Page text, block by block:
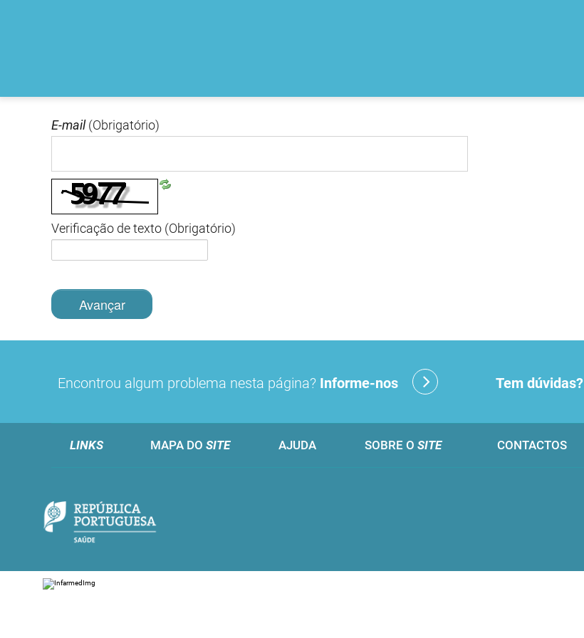
E-mail (Obrigatório)
Verificação de texto (Obrigatório)
Avançar
Encontrou algum problema nesta página? Informe-nos Tem dúvidas?
LINKS MAPA DO SITE AJUDA SOBRE O SITE CONTACTOS